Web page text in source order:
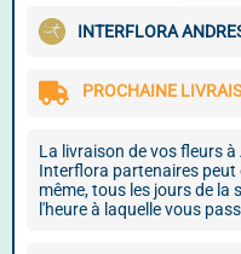
INTERFLORA
PROCHAINE
La livraison de vos fleurs
Interflora partenaires peut
même, tous les jours de la
l'heure à laquelle vous